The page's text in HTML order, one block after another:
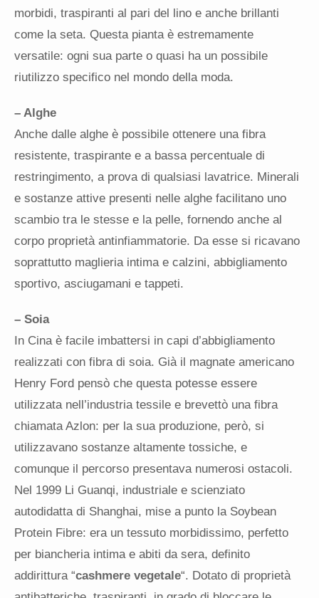
morbidi, traspiranti al pari del lino e anche brillanti
come la seta. Questa pianta è estremamente
versatile: ogni sua parte o quasi ha un possibile
riutilizzo specifico nel mondo della moda.
– Alghe
Anche dalle alghe è possibile ottenere una fibra
resistente, traspirante e a bassa percentuale di
restringimento, a prova di qualsiasi lavatrice. Minerali
e sostanze attive presenti nelle alghe facilitano uno
scambio tra le stesse e la pelle, fornendo anche al
corpo proprietà antinfiammatorie. Da esse si ricavano
soprattutto maglieria intima e calzini, abbigliamento
sportivo, asciugamani e tappeti.
– Soia
In Cina è facile imbattersi in capi d’abbigliamento
realizzati con fibra di soia. Già il magnate americano
Henry Ford pensò che questa potesse essere
utilizzata nell’industria tessile e brevettò una fibra
chiamata Azlon: per la sua produzione, però, si
utilizzavano sostanze altamente tossiche, e
comunque il percorso presentava numerosi ostacoli.
Nel 1999 Li Guanqi, industriale e scienziato
autodidatta di Shanghai, mise a punto la Soybean
Protein Fibre: era un tessuto morbidissimo, perfetto
per biancheria intima e abiti da sera, definito
addirittura “cashmere vegetale“. Dotato di proprietà